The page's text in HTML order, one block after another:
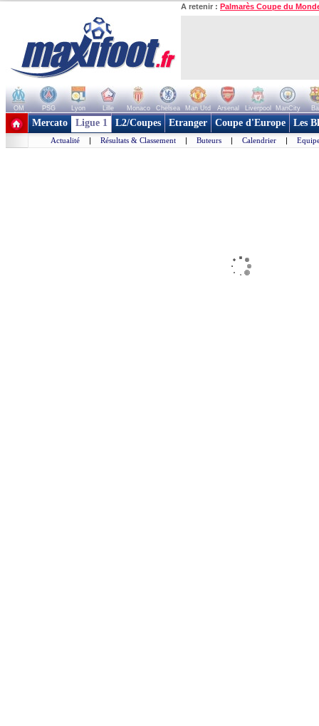
A retenir : Palmarès Coupe du
OM PSG Lyon Lille Monaco Chelsea Man Utd Arsenal Liverpool ManCity
+ de clubs
Mercato Ligue 1 L2/Coupes Etranger Coupe d'Europe Les
Actualité | Résultats & Classement | Buteurs | Calendrier |